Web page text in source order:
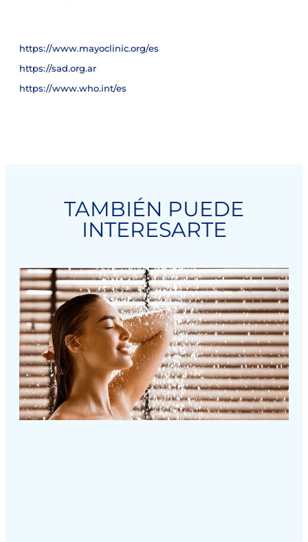
https://www.mayoclinic.org/es
https://sad.org.ar
https://www.who.int/es
TAMBIÉN PUEDE
INTERESARTE